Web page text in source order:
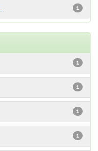
1
1
1
1
1